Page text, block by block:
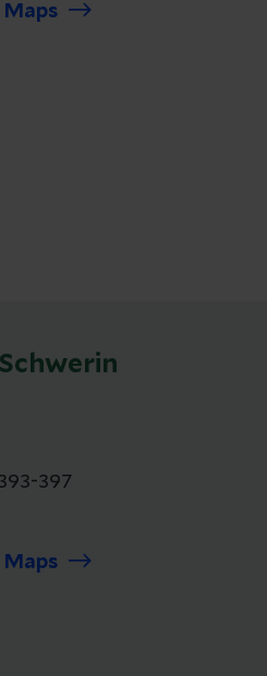
397